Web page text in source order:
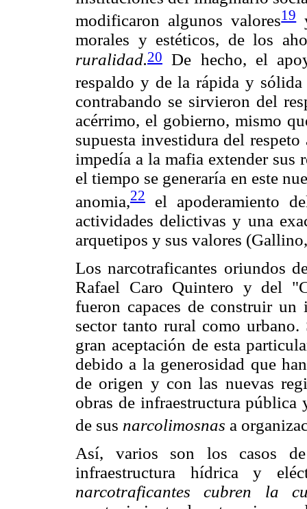
modificaron algunos valores19
morales y estéticos, de los
ruralidad.20
De hecho, el
respaldo y de la rápida y
contrabando se sirvieron del
acérrimo, el gobierno, mismo
supuesta investidura del
impedía a la mafia extender sus
el tiempo se generaría en este
anomia,22
el apoderamiento
actividades delictivas y una
arquetipos y sus valores
Los narcotraficantes oriundos
Rafael Caro Quintero y del
fueron capaces de construir
sector tanto rural como
gran aceptación de esta
debido a la generosidad que
de origen y con las nuevas
obras de infraestructura pública
de sus narcolimosnas a
Así, varios son los casos
infraestructura hídrica y
narcotraficantes cubren la